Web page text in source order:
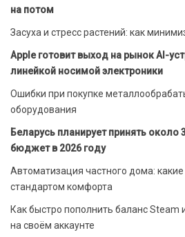
на потом
Засуха и стресс растений: как
Apple готовит выход на рынок AI-
линейкой носимой электроники
Ошибки при покупке
оборудования
Беларусь планирует принять около
бюджет в 2026 году
Автоматизация частного дома: какие
стандартом комфорта
Как быстро пополнить баланс Steam
на своём аккаунте